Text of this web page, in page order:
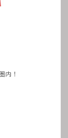
内！